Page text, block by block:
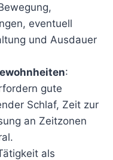
eventuell
und Ausdauer
:
gute
Schlaf, Zeit zur
an Zeitzonen
als